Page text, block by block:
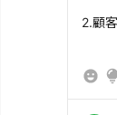
2.顧
こと